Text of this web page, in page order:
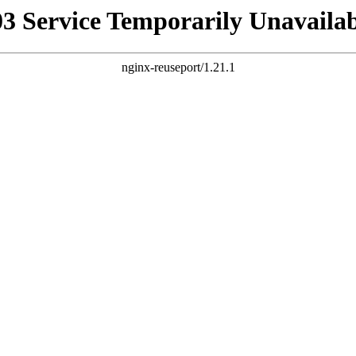
Service Temporarily
nginx-reuseport/1.21.1